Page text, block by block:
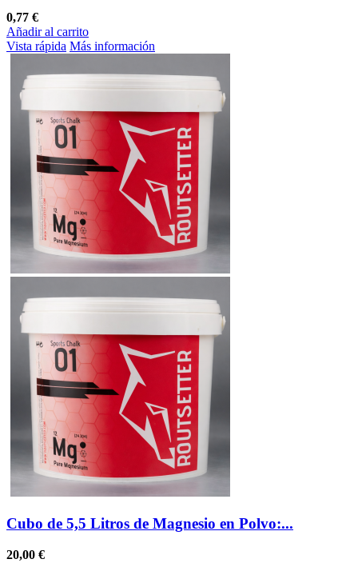
0,77 €
Añadir al carrito
Vista rápida Más información
Cubo de 5,5 Litros de Magnesio en Polvo:...
20,00 €